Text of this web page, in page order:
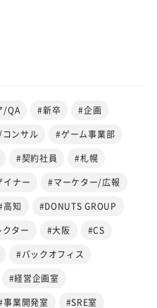
/QA #新卒 #企画
ンサル #ゲーム事業部
#契約社員 #札幌
イナー #マーケター/広報
高知 #DONUTS GROUP
ター #大阪 #CS
#バックオフィス
#経営企画室
事業開発室 #SRE室